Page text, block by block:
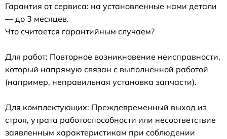
Гарантия от сервиса: на установленные нами детали
— до 3 месяцев.
Что считается гарантийным случаем?
Для работ: Повторное возникновение неисправности,
который напрямую связан с выполненной работой
(например, неправильная установка запчасти).
Для комплектующих: Преждевременный выход из
строя, утрата работоспособности или несоответствие
заявленным характеристикам при соблюдении